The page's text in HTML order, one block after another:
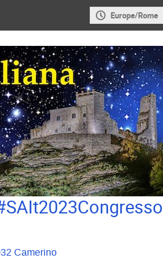
Europe/Rome
Camerino